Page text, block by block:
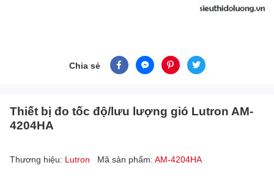
Chia sẻ
Thiết bị đo tốc độ/lưu lượng gió Lutron AM-
4204HA
Thương hiệu: Lutron Mã sản phẩm: AM-4204HA